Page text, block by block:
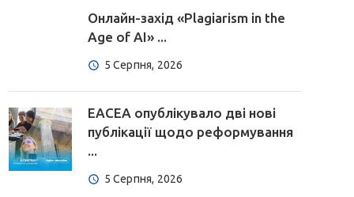
Онлайн-захід «Plagiarism in the
Age of AI» ...
5 Серпня, 2026
EACEA опублікувало дві нові
публікації щодо реформування
...
5 Серпня, 2026